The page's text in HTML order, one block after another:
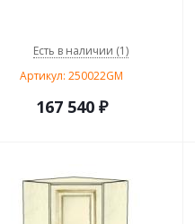
Есть в наличии (1)
Артикул: 250022GM
167 540₽